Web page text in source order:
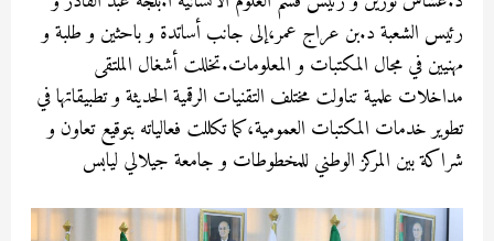
رئيس الشعبة د.بن عراج عمر،إلى جانب أساتدة و باحثين و طلبة و
مهنيين في مجال المكتبات و المعلومات.تخللت أشغال الملتقى
مداخلات علمية تناولت مختلف التقنيات الرقمية الحديثة و تطبيقاتها في
تطوير خدمات المكتبات العمومية،كما تكللت فعالياته بتوقيع تعاون و
شراكة بين المركز الوطني للمخطوطات و جامعة جيلالي ليابس